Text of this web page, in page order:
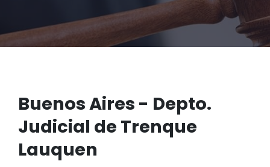
Buenos Aires - Depto.
Judicial de Trenque
Lauquen